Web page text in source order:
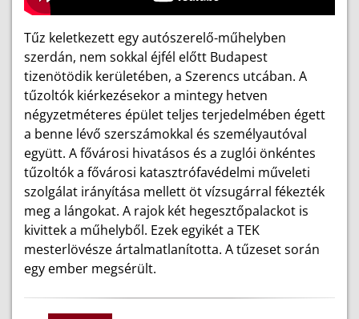
Tűz keletkezett egy autószerelő-műhelyben
szerdán, nem sokkal éjfél előtt Budapest
tizenötödik kerületében, a Szerencs utcában. A
tűzoltók kiérkezésekor a mintegy hetven
négyzetméteres épület teljes terjedelmében égett
a benne lévő szerszámokkal és személyautóval
együtt. A fővárosi hivatásos és a zuglói önkéntes
tűzoltók a fővárosi katasztrófavédelmi műveleti
szolgálat irányítása mellett öt vízsugárral fékezték
meg a lángokat. A rajok két hegesztőpalackot is
kivittek a műhelyből. Ezek egyikét a TEK
mesterlövésze ártalmatlanította. A tűzeset során
egy ember megsérült.